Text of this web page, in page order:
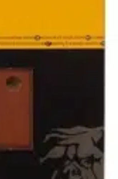
toimitettavia tuotteita.